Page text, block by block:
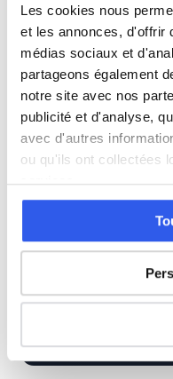
Les cookies nous
et les annonces, d'offrir
médias sociaux et
partageons également
notre site avec nos
publicité et d'analyse,
avec d'autres
ou qu'ils ont collectées
services.
Terminale (Lycée)
Études supérieures
Adultes (Supérieur &
477+ familles
Note moyenne de
intervient à